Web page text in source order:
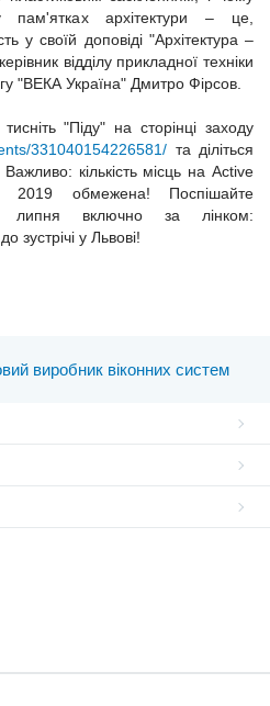
пам'ятках архітектури – це,
у своїй доповіді "Архітектура –
відділу прикладної техніки
"ВЕКА Україна" Дмитро Фірсов.
"Піду" на сторінці заходу
331040154226581/ та діліться
кількість місць на Active
обмежена! Поспішайте
липня включно за лінком:
до зустрічі у Львові!
виробник віконних систем